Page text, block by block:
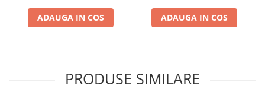
ADAUGA IN COS ADAUGA IN COS
PRODUSE SIMILARE